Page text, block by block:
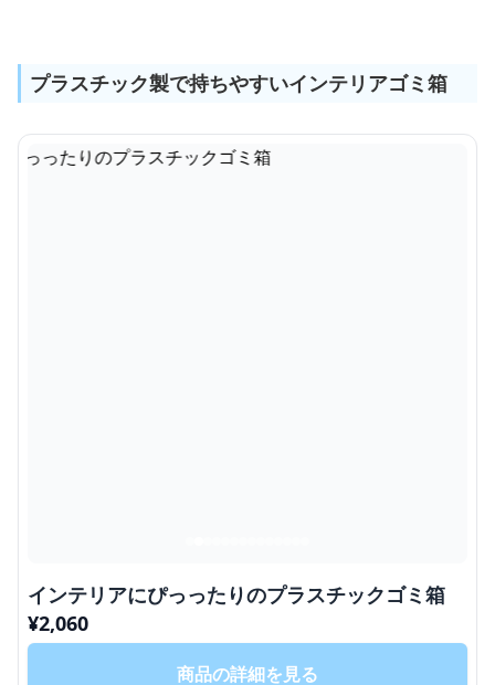
プラスチック製で持ちやすいインテリアゴミ箱
インテリアにぴっったりのプラスチックゴミ箱
¥2,060
商品の詳細を見る